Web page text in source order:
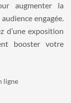
augmenter la
engagée.
d’une exposition
booster votre
ligne